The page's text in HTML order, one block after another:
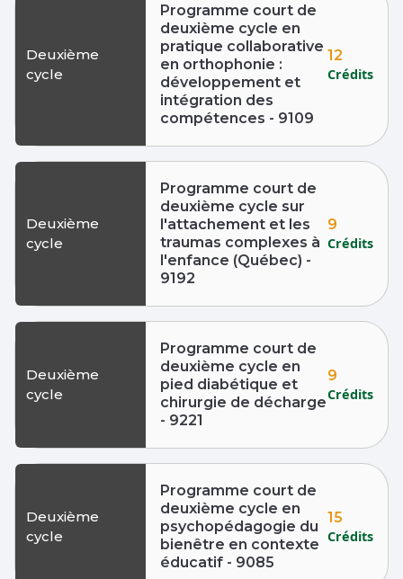
Deuxième
cycle
Programme court de
deuxième cycle en
pratique collaborative
en orthophonie :
développement et
intégration des
compétences - 9109
12
Crédits
Deuxième
cycle
Programme court de
deuxième cycle sur
l'attachement et les
traumas complexes à
l'enfance (Québec) -
9192
9
Crédits
Deuxième
cycle
Programme court de
deuxième cycle en
pied diabétique et
chirurgie de décharge
- 9221
9
Crédits
Deuxième
cycle
Programme court de
deuxième cycle en
psychopédagogie du
bienêtre en contexte
éducatif - 9085
15
Crédits